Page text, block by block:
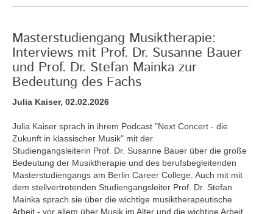
Masterstudiengang Musiktherapie:
Interviews mit Prof. Dr. Susanne Bauer
und Prof. Dr. Stefan Mainka zur
Bedeutung des Fachs
Julia Kaiser, 02.02.2026
Julia Kaiser sprach in ihrem Podcast "Next Concert - die
Zukunft in klassischer Musik" mit der
Studiengangsleiterin Prof. Dr. Susanne Bauer über die große
Bedeutung der Musiktherapie und des berufsbegleitenden
Masterstudiengangs am Berlin Career College. Auch mit mit
dem stellvertretenden Studiengangsleiter Prof. Dr. Stefan
Mainka sprach sie über die wichtige musiktherapeutische
Arbeit - vor allem über Musik im Alter und die wichtige Arbeit